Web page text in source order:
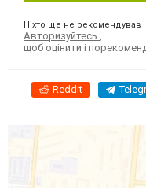
Ніхто ще не рекомендував
Авторизуйтесь
щоб оцінити і
Reddit